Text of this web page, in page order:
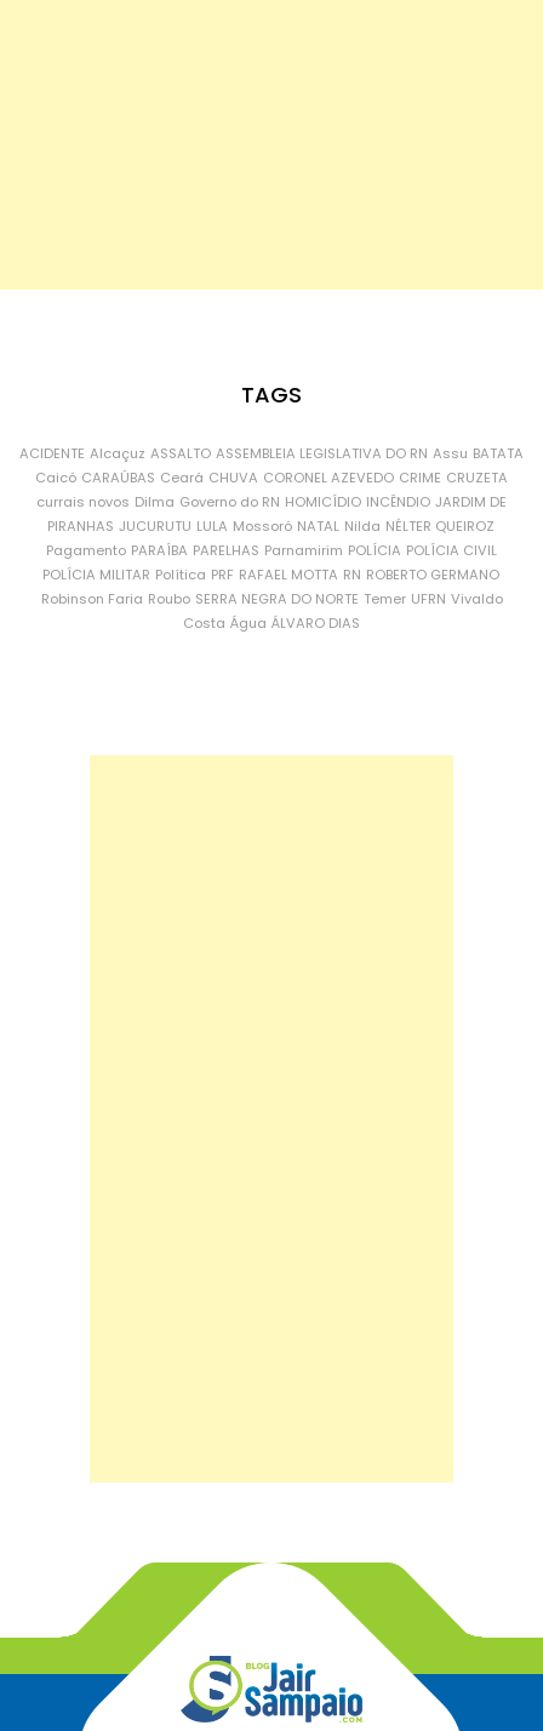
TAGS
ACIDENTE Alcaçuz ASSALTO ASSEMBLEIA LEGISLATIVA DO RN Assu BATATA
Caicó CARAÚBAS Ceará CHUVA CORONEL AZEVEDO CRIME CRUZETA
currais novos Dilma Governo do RN HOMICÍDIO INCÊNDIO JARDIM DE
PIRANHAS JUCURUTU LULA Mossoró NATAL Nilda NÉLTER QUEIROZ
Pagamento PARAÍBA PARELHAS Parnamirim POLÍCIA POLÍCIA CIVIL
POLÍCIA MILITAR Política PRF RAFAEL MOTTA RN ROBERTO GERMANO
Robinson Faria Roubo SERRA NEGRA DO NORTE Temer UFRN Vivaldo
Costa Água ÁLVARO DIAS